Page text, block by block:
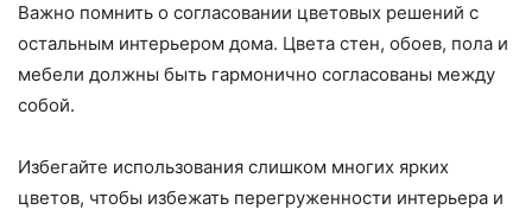
Важно помнить о согласовании цветовых решений с
остальным интерьером дома. Цвета стен, обоев, пола и
мебели должны быть гармонично согласованы между
собой.
Избегайте использования слишком многих ярких
цветов, чтобы избежать перегруженности интерьера и